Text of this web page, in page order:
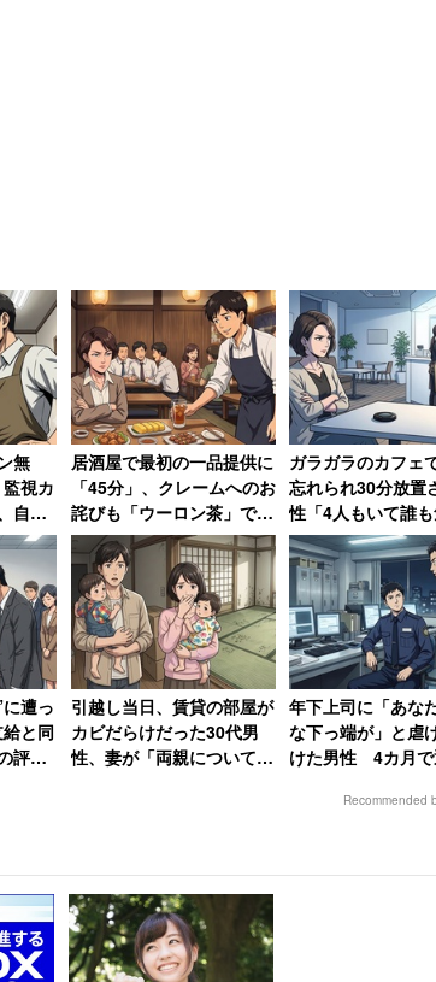
どはすぐサイズアウトします。私だったら
世代は売る時のことを考えてブランド物を
売れない」
して集めるのではなく、その先のことを考え
正をする人が多い。”一生モ
ります」
選ぶ」で47.4％と、それぞれの項目で40～50
ンドしてほしい」と感じている。具体的には
無
視カ
自転
撃 →
も潰
居酒屋で最初の一品提供に
「45分」、クレームへのお
詫びも「ウーロン茶」で
「最悪過ぎてお店の名前も
覚えていません」と語る女
性
ガラガラのカフェ
忘れられ30分放置
性「4人もいて誰
ないなんて」→「
店には行かない」
遭っ
と同
評価
引越し当日、賃貸の部屋が
カビだらけだった30代男
性、妻が「両親についてい
年下上司に「あな
な下っ端が」と虐
けた男性 4カ月
【前編】Recommended